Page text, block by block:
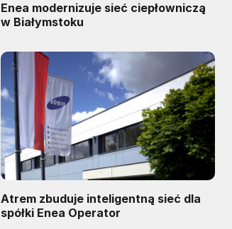
Enea modernizuje sieć ciepłowniczą
w Białymstoku
Atrem zbuduje inteligentną sieć dla
spółki Enea Operator